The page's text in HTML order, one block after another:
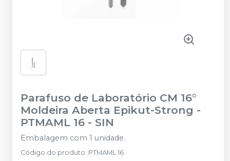
Parafuso de Laboratório CM 16°
Moldeira Aberta Epikut-Strong -
PTMAML 16 - SIN
Embalagem com 1 unidade.
Código do produto: PTMAML 16